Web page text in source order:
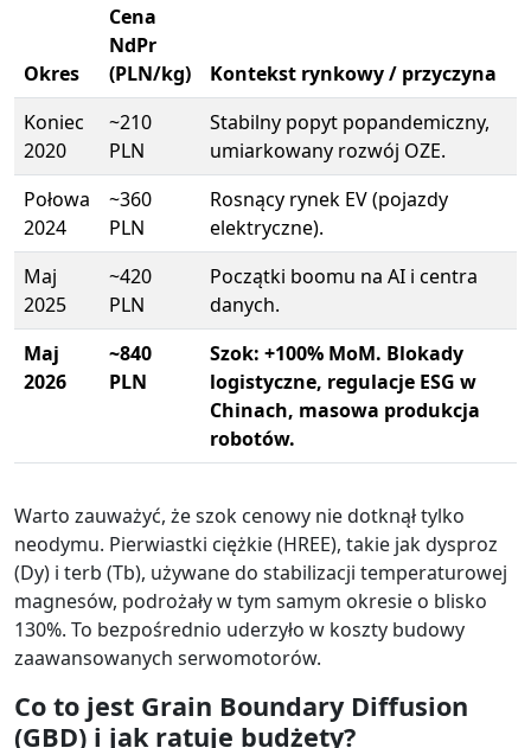
Okres
Cena
NdPr
(PLN/kg)
Kontekst rynkowy / przyczyna
Koniec
2020
~210
PLN
Stabilny popyt popandemiczny,
umiarkowany rozwój OZE.
Połowa
2024
~360
PLN
Rosnący rynek EV (pojazdy
elektryczne).
Maj
2025
~420
PLN
Początki boomu na AI i centra
danych.
Maj
2026
~840
PLN
Szok: +100% MoM. Blokady
logistyczne, regulacje ESG w
Chinach, masowa produkcja
robotów.
Warto zauważyć, że szok cenowy nie dotknął tylko
neodymu. Pierwiastki ciężkie (HREE), takie jak dysproz
(Dy) i terb (Tb), używane do stabilizacji temperaturowej
magnesów, podrożały w tym samym okresie o blisko
130%. To bezpośrednio uderzyło w koszty budowy
zaawansowanych serwomotorów.
Co to jest Grain Boundary Diffusion
(GBD) i jak ratuje budżety?